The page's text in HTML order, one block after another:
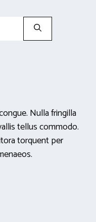
Nulla fringilla
tellus commodo.
torquent per